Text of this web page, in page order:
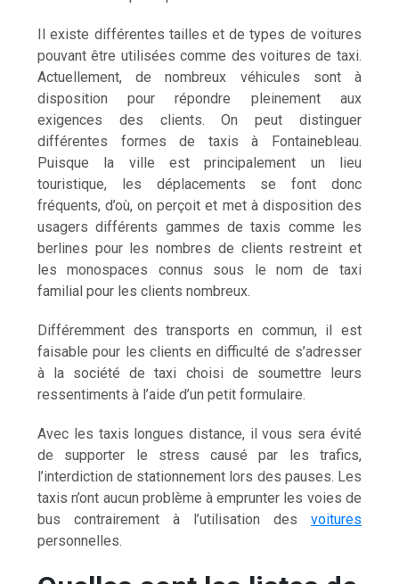
Il existe différentes tailles et de types de voitures
pouvant être utilisées comme des voitures de taxi.
Actuellement, de nombreux véhicules sont à
disposition pour répondre pleinement aux
exigences des clients. On peut distinguer
différentes formes de taxis à Fontainebleau.
Puisque la ville est principalement un lieu
touristique, les déplacements se font donc
fréquents, d’où, on perçoit et met à disposition des
usagers différents gammes de taxis comme les
berlines pour les nombres de clients restreint et
les monospaces connus sous le nom de taxi
familial pour les clients nombreux.
Différemment des transports en commun, il est
faisable pour les clients en difficulté de s’adresser
à la société de taxi choisi de soumettre leurs
ressentiments à l’aide d’un petit formulaire.
Avec les taxis longues distance, il vous sera évité
de supporter le stress causé par les trafics,
l’interdiction de stationnement lors des pauses. Les
taxis n’ont aucun problème à emprunter les voies de
bus contrairement à l’utilisation des voitures
personnelles.